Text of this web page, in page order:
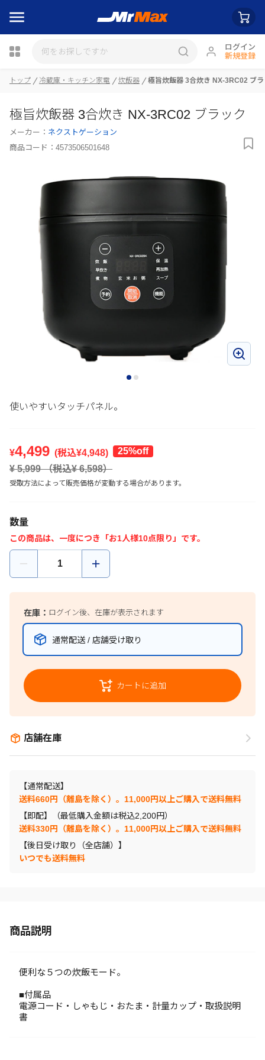
ログイン
新規登録
トップ 冷蔵庫・キッチン家電 炊飯器 極旨炊飯器 3合炊き NX-3RC02 ブ
極旨炊飯器 3合炊き NX-3RC02 ブラック
メーカー： ネクストゲーション
商品コード： 4573506501648
使いやすいタッチパネル。
¥4,499 (税込¥4,948)
25%off
¥ 5,999（税込¥6,598）
受取方法によって販売価格が変動する場合があります。
数量
この商品は、一度につき「お1人様10点限り」です。
在庫： ログイン後、在庫が表示されます
通常配送 / 店舗受け取り
カートに追加
店舗在庫
【通常配送】
送料660円（離島を除く）。11,000円以上ご購入で送料無料
【即配】（最低購入金額は税込2,200円）
送料330円（離島を除く）。11,000円以上ご購入で送料無料
【後日受け取り（全店舗）】
いつでも送料無料
商品説明
便利な５つの炊飯モード。
■付属品
電源コード・しゃもじ・おたま・計量カップ・取扱説明
書